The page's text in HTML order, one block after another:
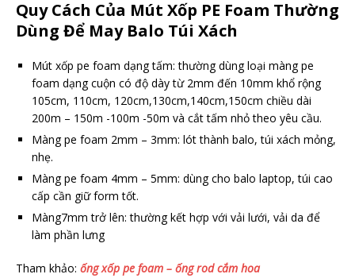
Quy Cách Của Mút Xốp PE Foam Thường
Dùng Để May Balo Túi Xách
Mút xốp pe foam dạng tấm: thường dùng loại màng pe
foam dạng cuộn có độ dày từ 2mm đến 10mm khổ rộng
105cm, 110cm, 120cm,130cm,140cm,150cm chiều dài
200m – 150m -100m -50m và cắt tấm nhỏ theo yêu cầu.
Màng pe foam 2mm – 3mm: lót thành balo, túi xách mỏng,
nhẹ.
Màng pe foam 4mm – 5mm: dùng cho balo laptop, túi cao
cấp cần giữ form tốt.
Màng7mm trở lên: thường kết hợp với vải lưới, vải da để
làm phần lưng
Tham khảo: ống xốp pe foam – ống rod cắm hoa